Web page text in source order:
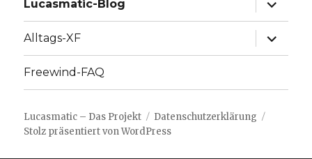
Lucasmatic-Blog
Alltags-XF
Freewind-FAQ
Lucasmatic – Das Projekt
Datenschutzerklärung
Stolz präsentiert von WordPress